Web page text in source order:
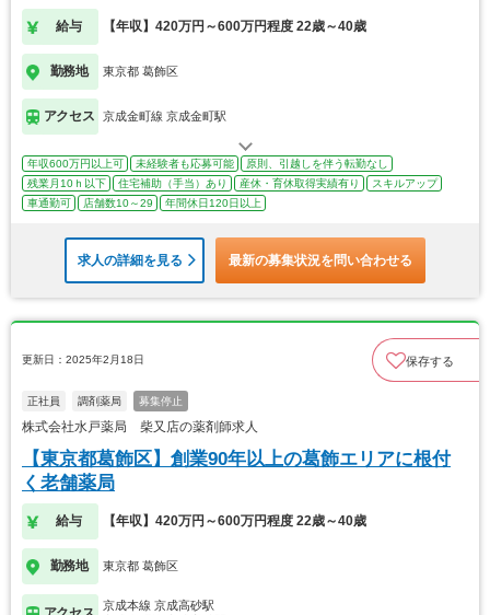
給与 【年収】420万円～600万円程度 22歳～40歳
勤務地 東京都 葛飾区
アクセス 京成金町線 京成金町駅
年収600万円以上可 未経験者も応募可能
原則、引越しを伴う転勤なし
残業月10ｈ以下
住宅補助（手当）あり 産休・育休取得実績有り
スキルアップ
車通勤可
店舗数10～29 年間休日120日以上
求人の詳細を見る 最新の募集状況を問い合わせる
更新日：2025年2月18日 保存する
正社員 調剤薬局 募集停止
株式会社水戸薬局 柴又店の薬剤師求人
【東京都葛飾区】創業90年以上の葛飾エリアに根付
く老舗薬局
給与 【年収】420万円～600万円程度 22歳～40歳
勤務地 東京都 葛飾区
京成本線 京成高砂駅